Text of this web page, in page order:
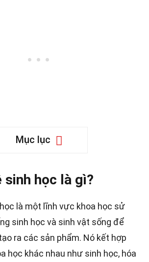
Mục lục
sinh học là gì?
là một lĩnh vực khoa học sử
sinh học và sinh vật sống để
ra các sản phẩm. Nó kết hợp
học khác nhau như sinh học, hóa